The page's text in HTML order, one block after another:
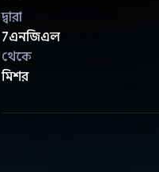
দ্বারা
7এনজিএল
থেকে
মিশর